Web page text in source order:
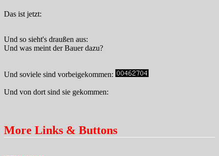
Das ist jetzt:
Und so sieht's draußen aus:
Und was meint der Bauer dazu?
Und soviele sind vorbeigekommen:
Und von dort sind sie gekommen:
More Links & Buttons